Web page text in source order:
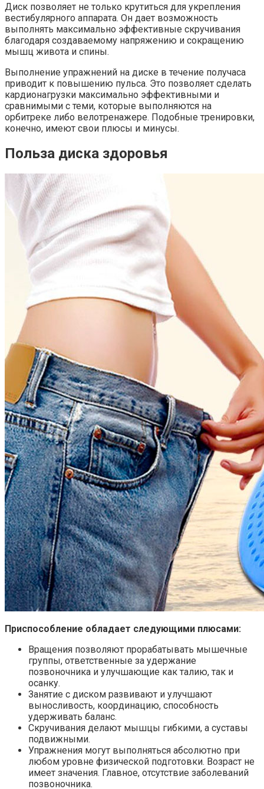
Диск позволяет не только крутиться для укрепления
вестибулярного аппарата. Он дает возможность
выполнять максимально эффективные скручивания
благодаря создаваемому напряжению и сокращению
мышц живота и спины.
Выполнение упражнений на диске в течение получаса
приводит к повышению пульса. Это позволяет сделать
кардионагрузки максимально эффективными и
сравнимыми с теми, которые выполняются на
орбитреке либо велотренажере. Подобные тренировки,
конечно, имеют свои плюсы и минусы.
Польза диска здоровья
Приспособление обладает следующими плюсами:
Вращения позволяют прорабатывать мышечные
группы, ответственные за удержание
позвоночника и улучшающие как талию, так и
осанку.
Занятие с диском развивают и улучшают
выносливость, координацию, способность
удерживать баланс.
Скручивания делают мышцы гибкими, а суставы
подвижными.
Упражнения могут выполняться абсолютно при
любом уровне физической подготовки. Возраст не
имеет значения. Главное, отсутствие заболеваний
позвоночника.